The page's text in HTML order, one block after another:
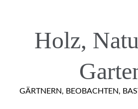
Holz,
GÄRTNERN, BEOBACHTEN,